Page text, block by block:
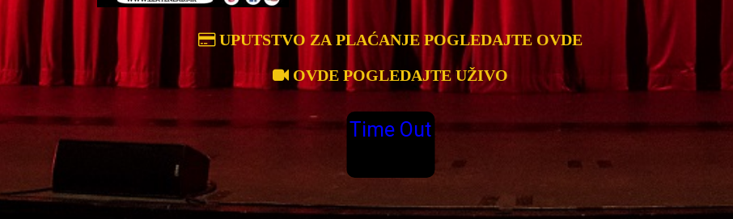
UPUTSTVO ZA PLAĆANJE POGLEDAJTE OVDE
OVDE POGLEDAJTE UŽIVO
Time Out